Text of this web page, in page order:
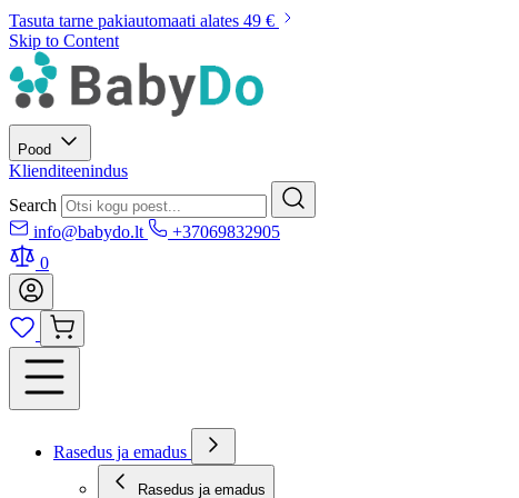
Tasuta tarne pakiautomaati alates 49 €
Skip to Content
Pood
Klienditeenindus
Search
info@babydo.lt
+37069832905
0
Rasedus ja emadus
Rasedus ja emadus